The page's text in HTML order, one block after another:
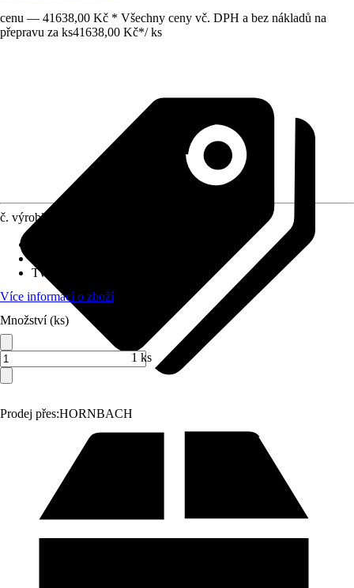
cenu — 41638,00 Kč * Všechny ceny vč. DPH a bez nákladů na
přepravu za ks41638,00 Kč*/ ks
Prodej přes:HORNBACH
č. výrobku
Tvar
Více informací o zboží
Množství (ks)
1 ks